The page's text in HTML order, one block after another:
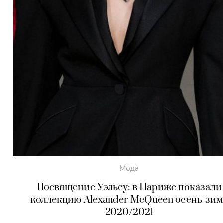
Мода
Посвящение Уэльсу: в Париже показали
коллекцию Alexander McQueen осень-
2020/2021